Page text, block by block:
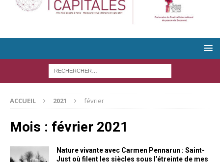
ACCUEIL 2021 février
Mois : février 2021
Nature vivante avec Carmen Pennarun : Saint-
Just où filent les siècles sous l’étreinte de mes